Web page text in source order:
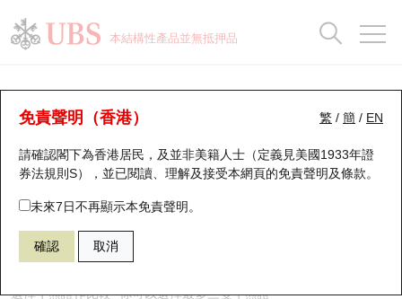
本結構性產品並無抵押品
繁 / 簡 / EN
免責聲明（香港）
請確認閣下為香港居民，及並非美籍人士（定義見美國1933年證
券法規則S），並已閱讀、理解及接受本網頁的免責聲明及條款。
未來7日不再顯示本免責聲明。
確認 取消
牛熊證分析儀
表現 街貨統計 比較
59472 瑞銀牛證 2269 藥明生物
選擇牛熊證作比較 *你可以選擇最多三隻牛熊證
瑞銀認股證一覽
新發行瑞銀認股證
即將到期認股證
認股證到期結算價查詢
認股證分析儀
街貨統計
比較
牛熊全景快搜
牛熊證搜尋
牛熊證街貨分佈圖
正股牛熊證列表
新發行瑞銀牛熊證
街貨統計
比較
十大升幅/跌幅
十大認股證成交分佈
十天股證佔大市成交
資金流
街貨統計
正股分析儀
二十大活躍股份
恒指成份股
國指成份股
科指成份股
持股比重
顯示所有持股比重
每月輪證大市專題
輪證專欄
講座及教育短片
認股證投資者教育
牛熊證投資者教育